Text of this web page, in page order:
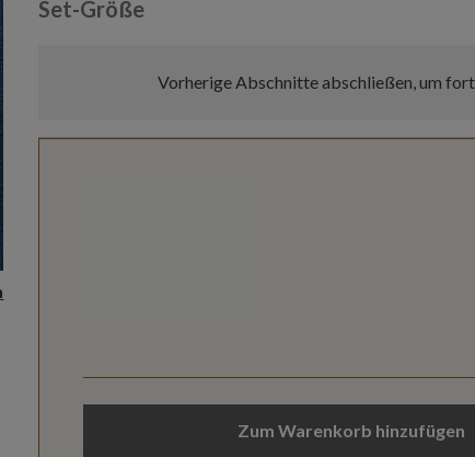
Set-Größe
Vorherige Abschnitte abschließen, um
Zum Warenkorb hinzufügen